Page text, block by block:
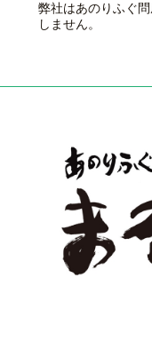
弊社はあのりふぐ
しません。